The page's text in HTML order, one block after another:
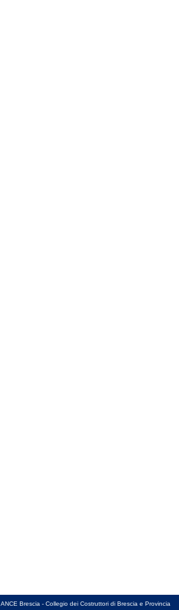
ANCE Brescia - Collegio dei Costruttori di Brescia e Provincia